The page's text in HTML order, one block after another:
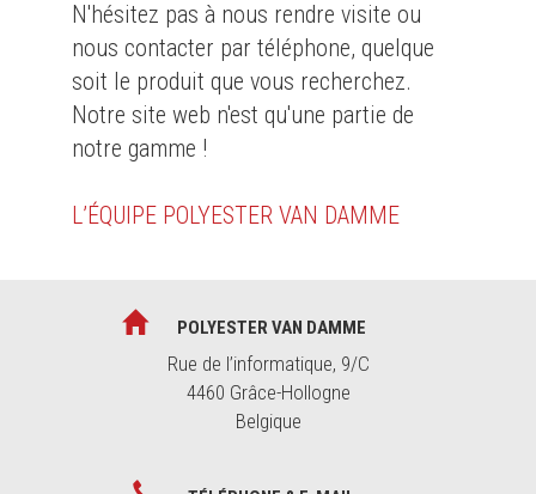
N'hésitez pas à nous rendre visite ou
nous contacter par téléphone, quelque
soit le produit que vous recherchez.
Notre site web n'est qu'une partie de
notre gamme !
L’ÉQUIPE POLYESTER VAN DAMME
POLYESTER VAN DAMME
Rue de l’informatique, 9/C
4460 Grâce-Hollogne
Belgique